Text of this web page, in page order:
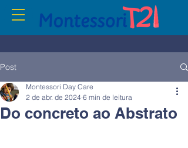
Post
Do concreto ao Abstrato
Montessori Day Care
2 de abr. de 2024 6 min de leitura